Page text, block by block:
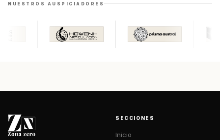
NUESTROS AUSPICIADORES
SECCIONES
Inicio